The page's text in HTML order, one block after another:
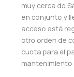
muy cerca de
en conjunto y
acceso está
otro orden de
cuota para el
mantenimiento